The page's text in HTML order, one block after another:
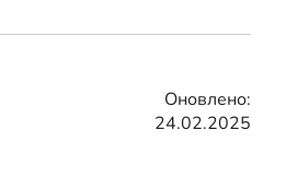
Оновлено:
24.02.2025